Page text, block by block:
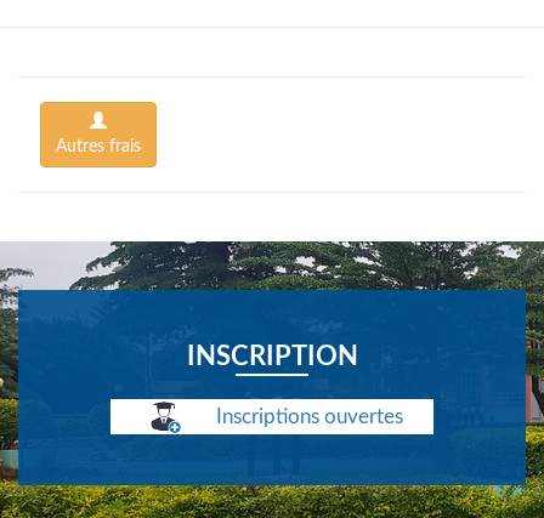
Autres frais
INSCRIPTION
Inscriptions ouvertes